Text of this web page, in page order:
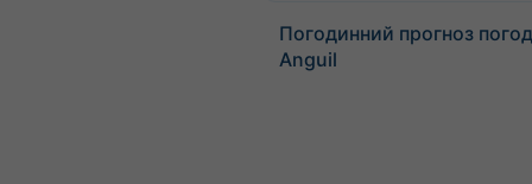
Погодинний прогноз
Anguil